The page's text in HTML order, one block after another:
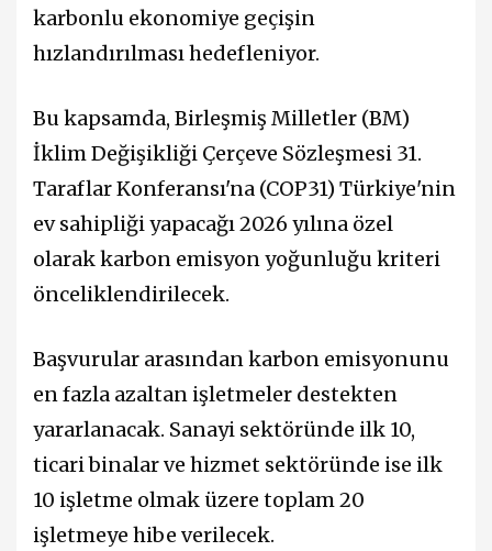
karbonlu ekonomiye geçişin
hızlandırılması hedefleniyor.
Bu kapsamda, Birleşmiş Milletler (BM)
İklim Değişikliği Çerçeve Sözleşmesi 31.
Taraflar Konferansı'na (COP31) Türkiye'nin
ev sahipliği yapacağı 2026 yılına özel
olarak karbon emisyon yoğunluğu kriteri
önceliklendirilecek.
Başvurular arasından karbon emisyonunu
en fazla azaltan işletmeler destekten
yararlanacak. Sanayi sektöründe ilk 10,
ticari binalar ve hizmet sektöründe ise ilk
10 işletme olmak üzere toplam 20
işletmeye hibe verilecek.